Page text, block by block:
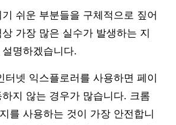
쉬운 부분들을 구체적으로 짚어
가장 많은 실수가 발생하는 지
명하겠습니다.
터넷 익스플로러를 사용하면 페이
지 않는 경우가 많습니다. 크롬
를 사용하는 것이 가장 안전합니